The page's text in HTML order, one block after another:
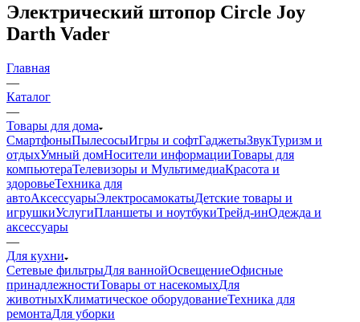
Электрический штопор Circle Joy
Darth Vader
Главная
—
Каталог
—
Товары для дома
СмартфоныПылесосыИгры и софтГаджетыЗвукТуризм и
отдыхУмный домНосители информацииТовары для
компьютераТелевизоры и МультимедиаКрасота и
здоровьеТехника для
автоАксессуарыЭлектросамокатыДетские товары и
игрушкиУслугиПланшеты и ноутбукиТрейд-инОдежда и
аксессуары
—
Для кухни
Сетевые фильтрыДля ваннойОсвещениеОфисные
принадлежностиТовары от насекомыхДля
животныхКлиматическое оборудованиеТехника для
ремонтаДля уборки